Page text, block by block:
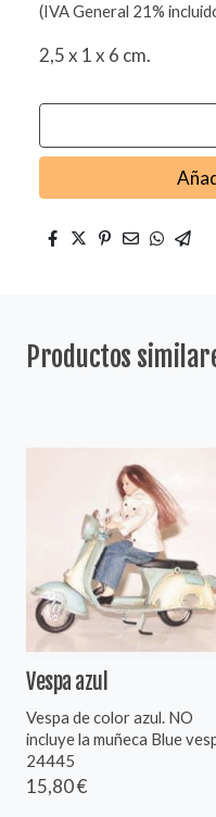
(IVA General 21%
2,5 x 1 x 6 cm.
Productos
Vespa azul
Vespa de color azul. NO
incluye la muñeca Blue
24445
15,80 €